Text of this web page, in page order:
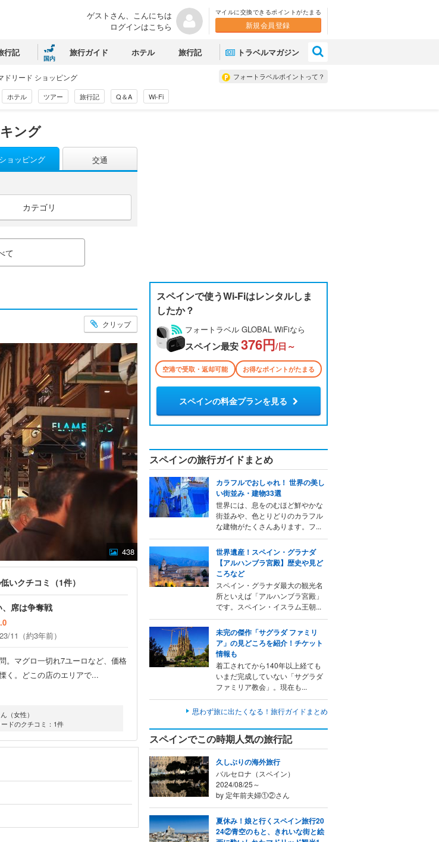
ゲストさん、こんにちは
ログインはこちら
マイルに交換できるポイントがたまる
新規会員登録
行記
国内
旅行ガイド ホテル 旅行記 トラベルマガジン
フォートラベルポイントって？
ドリード ショッピング
ホテル ツアー 旅行記 Q＆A Wi-Fi
ング
ショッピング 交通
カテゴリ
て
クリップ
438
いクチコミ（1件）
席は争奪戦
11（約3年前）
。マグロ一切れ7ユーロなど、価格
く。どこの店のエリアで...
（女性）
ドのクチコミ：1件
スペインで使うWi-Fiはレンタルしま
したか？
フォートラベル GLOBAL WiFiなら
スペイン最安376円/日～
空港で受取・返却可能 お得なポイントがたまる
スペインの料金プランを見る
スペインの旅行ガイドまとめ
カラフルでおしゃれ！ 世界の美し
い街並み・建物33選
世界には、息をのむほど鮮やかな
街並みや、色とりどりのカラフル
な建物がたくさんあります。フ...
世界遺産！スペイン・グラナダ
【アルハンブラ宮殿】歴史や見ど
ころなど
スペイン・グラナダ最大の観光名
所といえば「アルハンブラ宮殿」
です。スペイン・イスラム王朝...
未完の傑作「サグラダ ファミリ
ア」の見どころを紹介！チケット
情報も
着工されてから140年以上経ても
いまだ完成していない「サグラダ
ファミリア教会」。現在も...
思わず旅に出たくなる！旅行ガイドまとめ
スペインでこの時期人気の旅行記
久しぶりの海外旅行
バルセロナ（スペイン）
2024/08/25～
by 定年前夫婦①②さん
夏休み！娘と行くスペイン旅行20
24②青空のもと、きれいな街と絵